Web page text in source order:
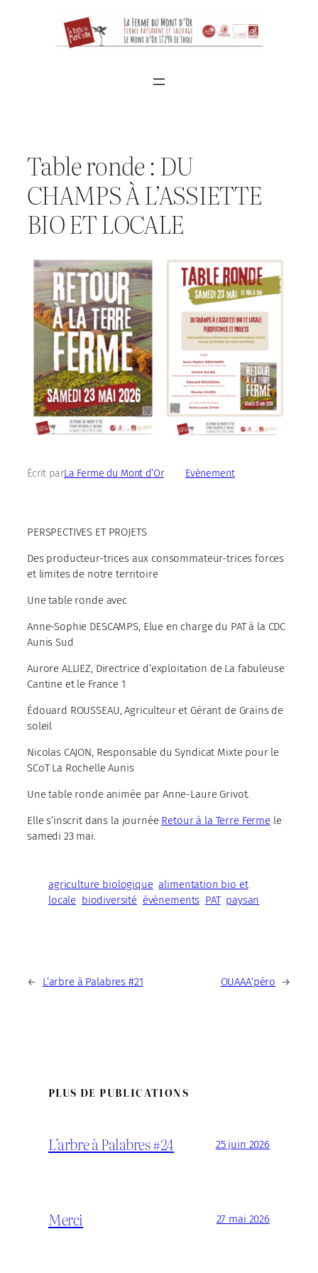
Table ronde : DU
CHAMPS À L’ASSIETTE
BIO ET LOCALE
Écrit parLa Ferme du Mont d’Ordans Evènement
PERSPECTIVES ET PROJETS
Des producteur-trices aux consommateur-trices forces
et limites de notre territoire
Une table ronde avec
Anne-Sophie DESCAMPS, Elue en charge du PAT à la CDC
Aunis Sud
Aurore ALLIEZ, Directrice d’exploitation de La fabuleuse
Cantine et le France 1
Édouard ROUSSEAU, Agriculteur et Gérant de Grains de
soleil
Nicolas CAJON, Responsable du Syndicat Mixte pour le
SCoT La Rochelle Aunis
Une table ronde animée par Anne-Laure Grivot.
Elle s’inscrit dans la journée Retour à la Terre Fermele
samedi 23 mai.
agriculture biologique alimentation bio et
locale biodiversité évènements PAT paysan
← L’arbre à Palabres #21 OUAAA’péro →
PLUS DE PUBLICATIONS
L’arbre à Palabres #24 25 juin 2026
Merci 27 mai 2026